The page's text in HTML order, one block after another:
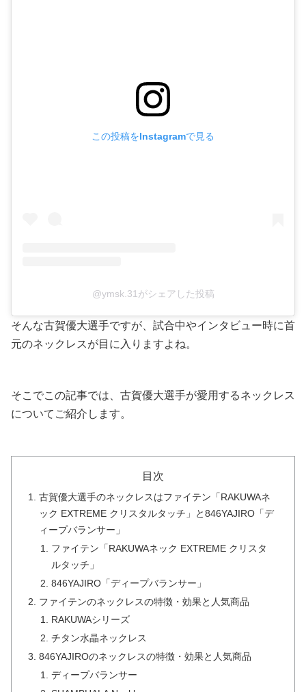
この投稿をInstagramで見る
@ymsk.31がシェアした投稿
そんな古賀優大選手ですが、試合中やインタビュー時に首
元のネックレスが目に入りますよね。
そこでこの記事では、古賀優大選手が愛用するネックレス
についてご紹介します。
目次
古賀優大選手のネックレスはファイテン「RAKUWAネ
ック EXTREME クリスタルタッチ」と846YAJIRO「デ
ィープバランサー」
ファイテン「RAKUWAネック EXTREME クリスタ
ルタッチ」
846YAJIRO「ディープバランサー」
ファイテンのネックレスの特徴・効果と人気商品
RAKUWAシリーズ
チタン水晶ネックレス
846YAJIROのネックレスの特徴・効果と人気商品
ディープバランサー